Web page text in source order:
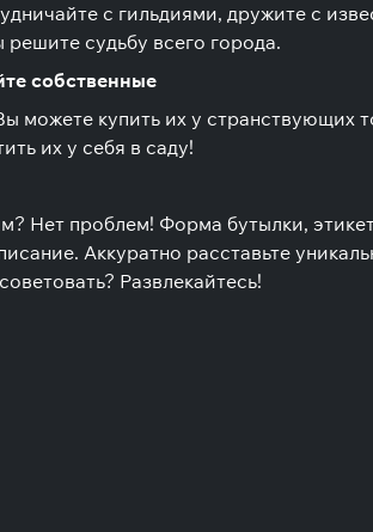
с гильдиями, дружите с
судьбу всего города.
собственные
можете купить их у странствующих
их у себя в саду!
Нет проблем! Форма бутылки,
Аккуратно расставьте
Развлекайтесь!